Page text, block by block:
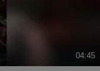
04:45